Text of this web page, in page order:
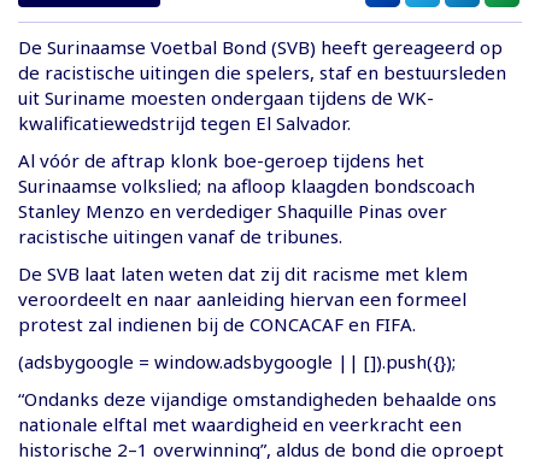
De Surinaamse Voetbal Bond (SVB) heeft gereageerd op
de racistische uitingen die spelers, staf en bestuursleden
uit Suriname moesten ondergaan tijdens de WK-
kwalificatiewedstrijd tegen El Salvador.
Al vóór de aftrap klonk boe-geroep tijdens het
Surinaamse volkslied; na afloop klaagden bondscoach
Stanley Menzo en verdediger Shaquille Pinas over
racistische uitingen vanaf de tribunes.
De SVB laat laten weten dat zij dit racisme met klem
veroordeelt en naar aanleiding hiervan een formeel
protest zal indienen bij de CONCACAF en FIFA.
(adsbygoogle = window.adsbygoogle || []).push({});
“Ondanks deze vijandige omstandigheden behaalde ons
nationale elftal met waardigheid en veerkracht een
historische 2–1 overwinning”, aldus de bond die oproept